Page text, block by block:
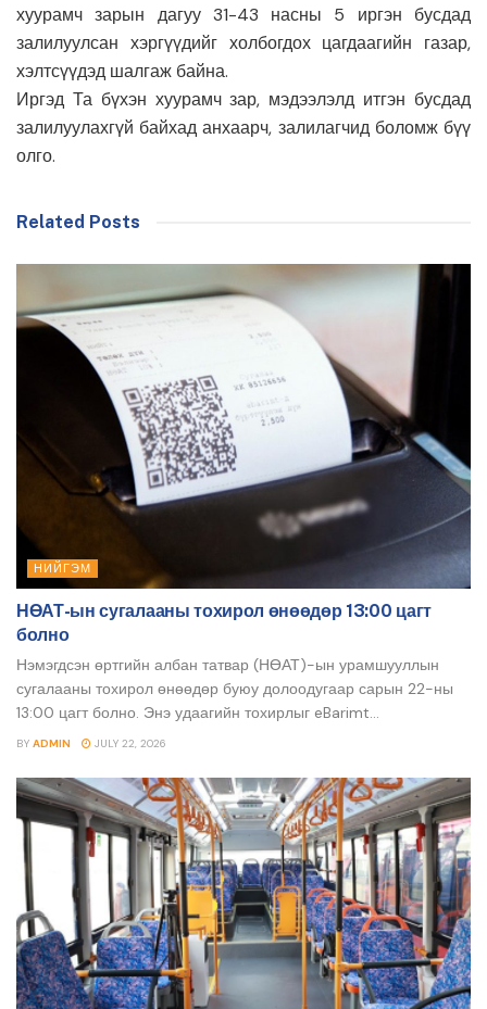
хуурамч зарын дагуу 31-43 насны 5 иргэн бусдад
залилуулсан хэргүүдийг холбогдох цагдаагийн газар,
хэлтсүүдэд шалгаж байна.
Иргэд Та бүхэн хуурамч зар, мэдээлэлд итгэн бусдад
залилуулахгүй байхад анхаарч, залилагчид боломж бүү
олго.
Related Posts
НИЙГЭМ
НӨАТ-ын сугалааны тохирол өнөөдөр 13:00 цагт
болно
Нэмэгдсэн өртгийн албан татвар (НӨАТ)-ын урамшууллын
сугалааны тохирол өнөөдөр буюу долоодугаар сарын 22-ны
13:00 цагт болно. Энэ удаагийн тохирлыг eBarimt...
BY ADMIN JULY 22, 2026